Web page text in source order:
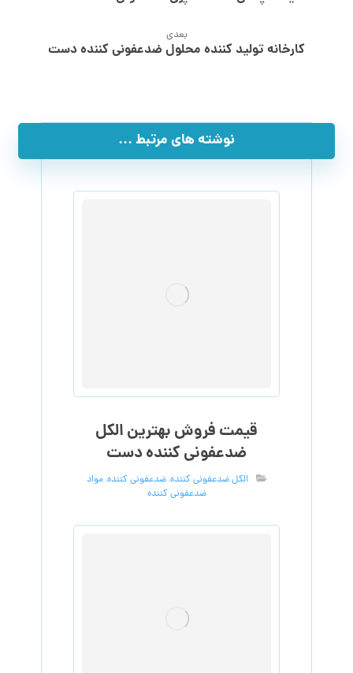
بعدی
کارخانه تولید کننده محلول ضدعفونی کننده دست
نوشته های مرتبط ...
قیمت فروش بهترین الکل
ضدعفونی کننده دست
الکل ضدعفونی کننده,ضدعفونی کننده,مواد
ضدعفونی کننده